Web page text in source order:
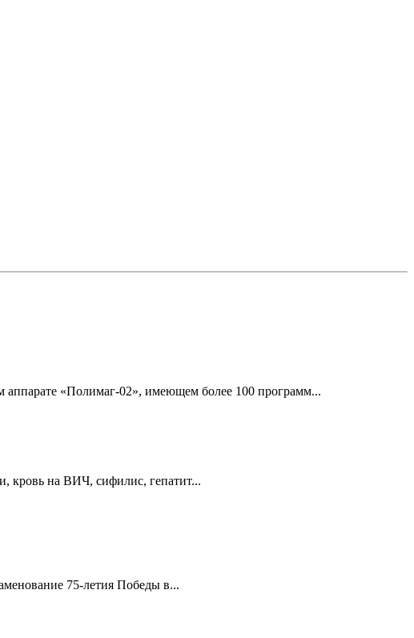
аппарате «Полимаг-02», имеющем более 100 программ...
кровь на ВИЧ, сифилис, гепатит...
75-летия Победы в...